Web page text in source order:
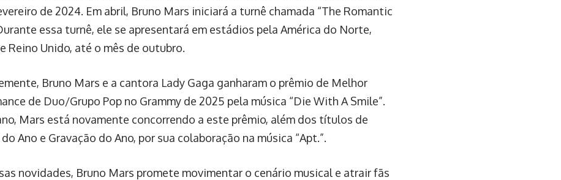
de 2024. Em abril, Bruno Mars iniciará a turnê chamada “The Romantic
essa turnê, ele se apresentará em estádios pela América do Norte,
Reino Unido, até o mês de outubro.
Bruno Mars e a cantora Lady Gaga ganharam o prêmio de Melhor
de Duo/Grupo Pop no Grammy de 2025 pela música “Die With A Smile”.
Mars está novamente concorrendo a este prêmio, além dos títulos de
Ano e Gravação do Ano, por sua colaboração na música “Apt.”.
novidades, Bruno Mars promete movimentar o cenário musical e atrair fãs